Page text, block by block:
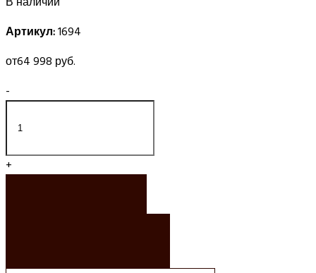
Артикул:1694
от64 998 руб.
-
+